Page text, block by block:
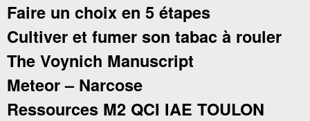
Faire un choix en 5 étapes
Cultiver et fumer son tabac à rouler
The Voynich Manuscript
Meteor – Narcose
Ressources M2 QCI IAE TOULON